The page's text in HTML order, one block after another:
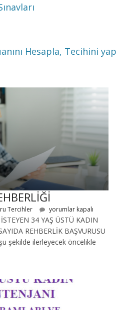
Hesapla, Tecihini yap
Tercihler yorumlar kapalı
34 YAŞ ÜSTÜ KADIN
REHBERLİK BAŞVURUSU
şekilde ilerleyecek öncelikle